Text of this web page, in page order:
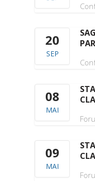
20
SEP
08
MAI
09
MAI